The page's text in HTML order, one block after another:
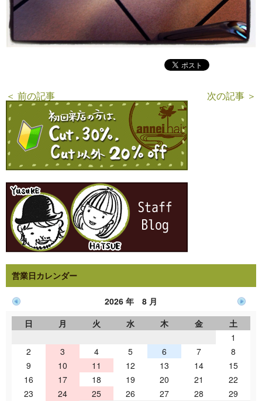
＜ 前の記事 次の記事 ＞
営業日カレンダー
2026 年 8 月
日
月 火 水 木 金
土
1
2
3 4 5 6 7
8
9
10 11 12 13 14
15
16
17 18 19 20 21
22
23
24 25 26 27 28
29